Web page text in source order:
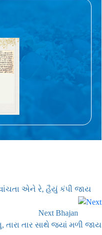
વાંચતા એને રે, હૈયું કંપી જાય
Next Bhajan
તારા તાર સાથે જ્યાં મળી જાય